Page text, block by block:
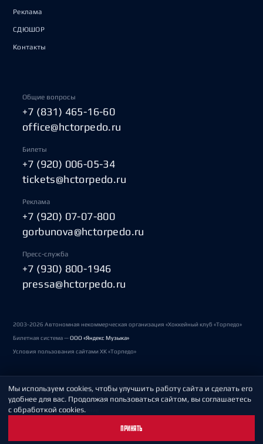
Реклама
СДЮШОР
Контакты
Общие вопросы
+7 (831) 465-16-60
office@hctorpedo.ru
Билеты
+7 (920) 006-05-34
tickets@hctorpedo.ru
Реклама
+7 (920) 07-07-800
gorbunova@hctorpedo.ru
Пресс-служба
+7 (930) 800-1946
pressa@hctorpedo.ru
2003-2026 Автономная некоммерческая организация «Хоккейный клуб «Торпедо»
Билетная система —ООО «Яндекс Музыка»
Условия пользования сайтами ХК «Торпедо»
Политика обработки персональных данных
Пользовательское соглашение
Мы используем cookies, чтобы улучшить работу сайта и сделать его
удобнее для вас. Продолжая пользоваться сайтом, вы соглашаетесь
с обработкой cookies.
ПРИНЯТЬ